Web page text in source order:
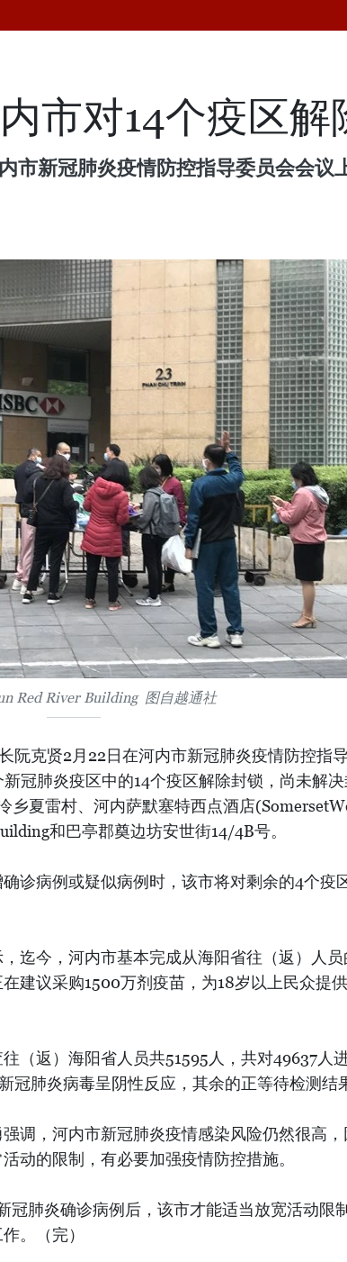
市对14个疫区解
市新冠肺炎疫情防控指导委员会会议
Red River Building 图自越通社
阮克贤2月22日在河内市新冠肺炎疫情防控指
冠肺炎疫区中的14个疫区解除封锁，尚未解
乡夏雷村、河内萨默塞特西点酒店
和巴亭郡奠边坊安世街14/4B号。
诊病例或疑似病例时，该市将对剩余的4个疫
迄今，河内市基本完成从海阳省往（返）人员
建议采购1500万剂疫苗，为18岁以上民众提
（返）海阳省人员共51595人，共对49637人
冠肺炎病毒呈阴性反应，其余的正等待检测结
调，河内市新冠肺炎疫情感染风险仍然很高，
动的限制，有必要加强疫情防控措施。
冠肺炎确诊病例后，该市才能适当放宽活动限
。（完）